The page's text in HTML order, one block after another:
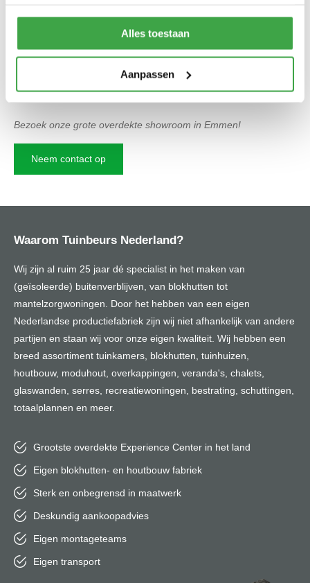
Alles toestaan
Aanpassen
opnemen, we heten je van harte welkom in onze grote
Onze vakkundige adviseurs laten je graag alle mogelijkheden
Bezoek onze grote overdekte showroom in Emmen!
Neem contact op
Waarom Tuinbeurs Nederland?
Wij zijn al ruim 25 jaar dé specialist in het maken van
(geïsoleerde) buitenverblijven, van blokhutten tot
mantelzorgwoningen. Door het hebben van een eigen
Nederlandse productiefabriek zijn wij niet afhankelijk van andere
partijen en staan wij voor onze eigen kwaliteit. Wij hebben een
breed assortiment tuinkamers, blokhutten, tuinhuizen,
houtbouw, moduhout, overkappingen, veranda's, chalets,
glaswanden, serres, recreatiewoningen, bestrating, schuttingen,
totaalplannen en meer.
Grootste overdekte Experience Center in het land
Eigen blokhutten- en houtbouw fabriek
Sterk en onbegrensd in maatwerk
Deskundig aankoopadvies
Eigen montageteams
Eigen transport